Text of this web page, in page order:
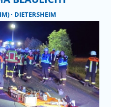
DIETERSHEIM